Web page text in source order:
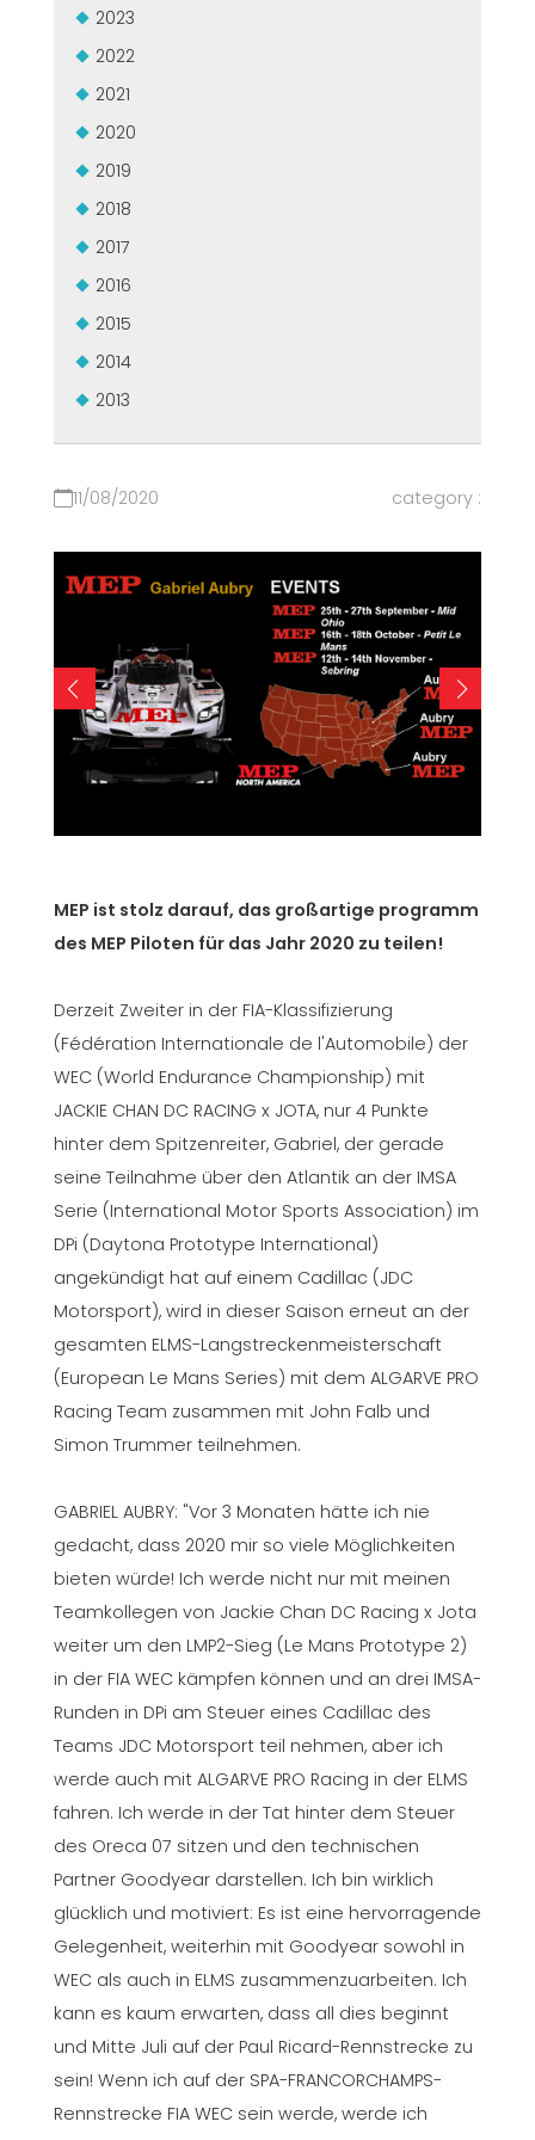
ZERTIFIZIERTE GEBRAUCHTANLAGE DER MEP GRUPPE
EFFECTIVE COMMUNICATION
2023
2022
2021
2020
2019
2018
2017
2016
2015
2014
2013
11/08/2020 category :
MEP ist stolz darauf, das großartige programm
des MEP Piloten für das Jahr 2020 zu teilen!
Derzeit Zweiter in der FIA-Klassifizierung
(Fédération Internationale de l'Automobile) der
WEC (World Endurance Championship) mit
JACKIE CHAN DC RACING x JOTA, nur 4 Punkte
hinter dem Spitzenreiter, Gabriel, der gerade
seine Teilnahme über den Atlantik an der IMSA
Serie (International Motor Sports Association) im
DPi (Daytona Prototype International)
angekündigt hat auf einem Cadillac (JDC
Motorsport), wird in dieser Saison erneut an der
gesamten ELMS-Langstreckenmeisterschaft
(European Le Mans Series) mit dem ALGARVE PRO
Racing Team zusammen mit John Falb und
Simon Trummer teilnehmen.
GABRIEL AUBRY: "Vor 3 Monaten hätte ich nie
gedacht, dass 2020 mir so viele Möglichkeiten
bieten würde! Ich werde nicht nur mit meinen
Teamkollegen von Jackie Chan DC Racing x Jota
weiter um den LMP2-Sieg (Le Mans Prototype 2)
in der FIA WEC kämpfen können und an drei IMSA-
Runden in DPi am Steuer eines Cadillac des
Teams JDC Motorsport teil nehmen, aber ich
werde auch mit ALGARVE PRO Racing in der ELMS
fahren. Ich werde in der Tat hinter dem Steuer
des Oreca 07 sitzen und den technischen
Partner Goodyear darstellen. Ich bin wirklich
glücklich und motiviert: Es ist eine hervorragende
Gelegenheit, weiterhin mit Goodyear sowohl in
WEC als auch in ELMS zusammenzuarbeiten. Ich
kann es kaum erwarten, dass all dies beginnt
und Mitte Juli auf der Paul Ricard-Rennstrecke zu
sein! Wenn ich auf der SPA-FRANCORCHAMPS-
Rennstrecke FIA ​​WEC sein werde, werde ich